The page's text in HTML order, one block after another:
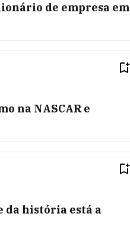
de empresa em
na NASCAR e
da história está a